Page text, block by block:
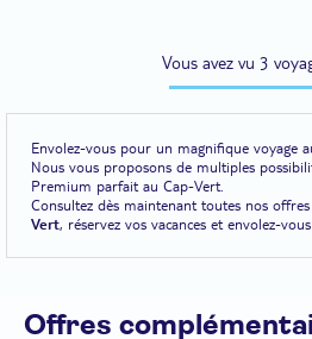
Vous avez vu 3
Envolez-vous pour un magnifique voyage
Nous vous proposons de multiples
Premium parfait au Cap-Vert.
Consultez dès maintenant toutes nos
Vert, réservez vos vacances et envolez-
Offres